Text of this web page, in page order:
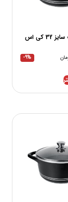
قابلمه گرانیت سایز 32 کی اس
-9%